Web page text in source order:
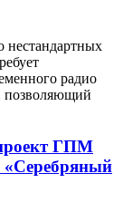
радио
позволяющий
ГПМ